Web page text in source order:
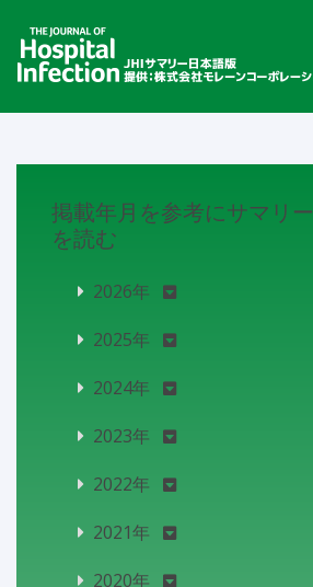
掲載年月を参考にサマリー
を読む
2026年
2025年
2024年
2023年
2022年
2021年
2020年